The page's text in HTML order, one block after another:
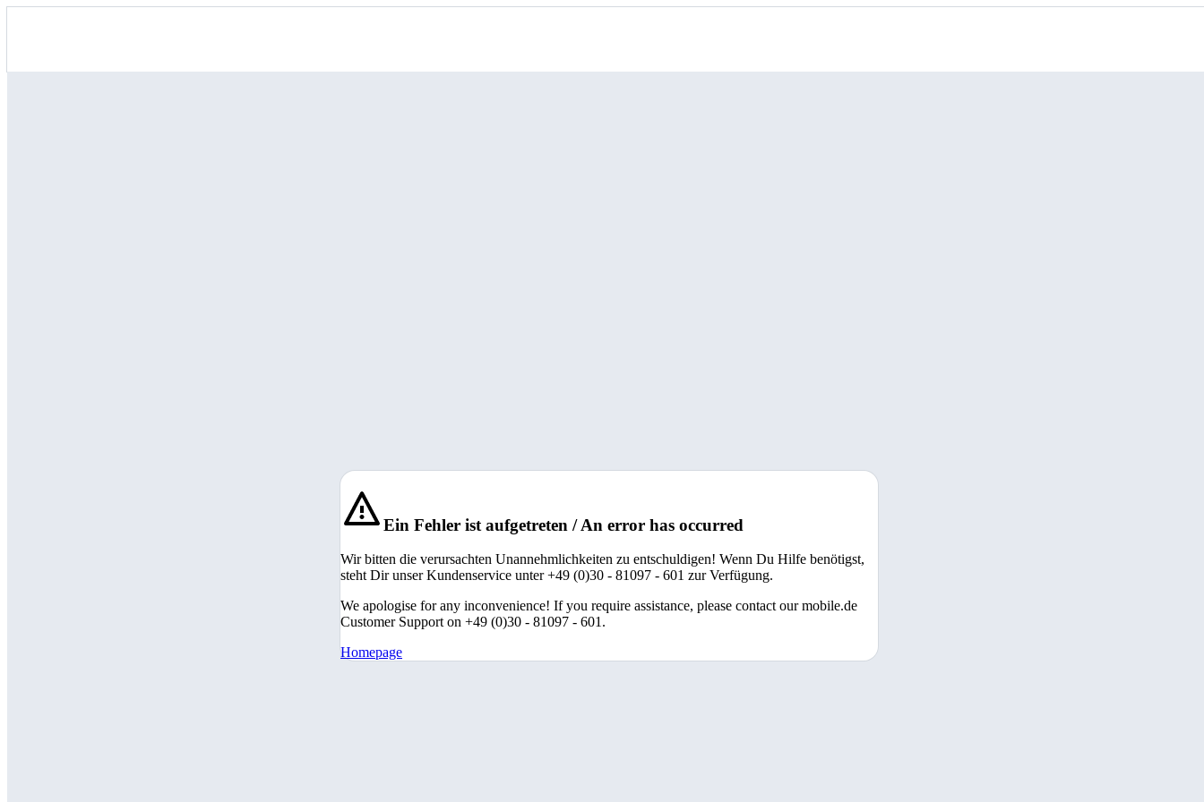
Ein Fehler ist aufgetreten / An error has occurred
Wir bitten die verursachten Unannehmlichkeiten zu entschuldigen! Wenn Du Hilfe benötigst,
steht Dir unser Kundenservice unter +49 (0)30 - 81097 - 601 zur Verfügung.
We apologise for any inconvenience! If you require assistance, please contact our mobile.de
Customer Support on +49 (0)30 - 81097 - 601.
Homepage